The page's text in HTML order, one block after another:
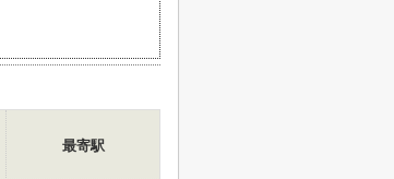
最寄駅